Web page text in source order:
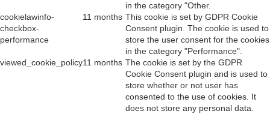
in the category "Other.
cookielawinfo-
checkbox-
performance
11 months This cookie is set by GDPR Cookie
Consent plugin. The cookie is used to
store the user consent for the cookies
in the category "Performance".
viewed_cookie_policy11 months The cookie is set by the GDPR
Cookie Consent plugin and is used to
store whether or not user has
consented to the use of cookies. It
does not store any personal data.